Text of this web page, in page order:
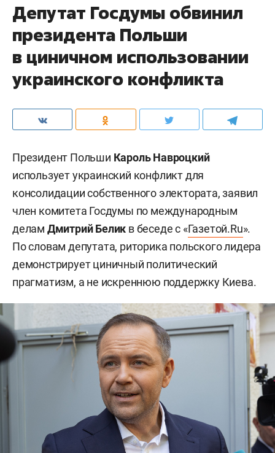
Депутат Госдумы обвинил
президента Польши
в циничном использовании
украинского конфликта
Президент Польши Кароль Навроцкий
использует украинский конфликт для
консолидации собственного электората, заявил
член комитета Госдумы по международным
делам Дмитрий Белик в беседе с «Газетой.Ru».
По словам депутата, риторика польского лидера
демонстрирует циничный политический
прагматизм, а не искреннюю поддержку Киева.